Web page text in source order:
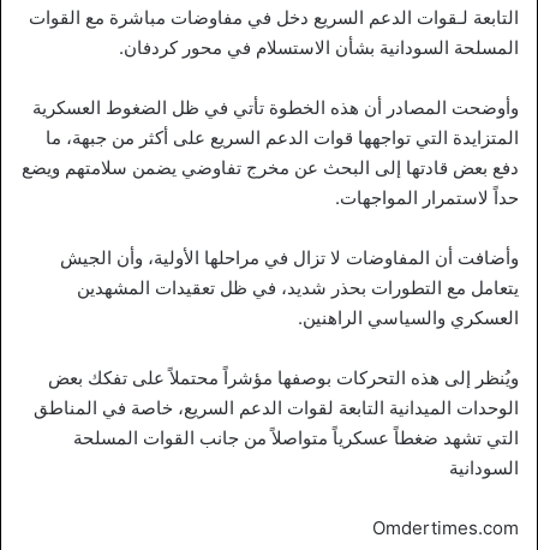
التابعة لـقوات الدعم السريع دخل في مفاوضات مباشرة مع القوات
المسلحة السودانية بشأن الاستسلام في محور كردفان.
وأوضحت المصادر أن هذه الخطوة تأتي في ظل الضغوط العسكرية
المتزايدة التي تواجهها قوات الدعم السريع على أكثر من جبهة، ما
دفع بعض قادتها إلى البحث عن مخرج تفاوضي يضمن سلامتهم ويضع
حداً لاستمرار المواجهات.
وأضافت أن المفاوضات لا تزال في مراحلها الأولية، وأن الجيش
يتعامل مع التطورات بحذر شديد، في ظل تعقيدات المشهدين
العسكري والسياسي الراهنين.
ويُنظر إلى هذه التحركات بوصفها مؤشراً محتملاً على تفكك بعض
الوحدات الميدانية التابعة لقوات الدعم السريع، خاصة في المناطق
التي تشهد ضغطاً عسكرياً متواصلاً من جانب القوات المسلحة
السودانية
Omdertimes.com